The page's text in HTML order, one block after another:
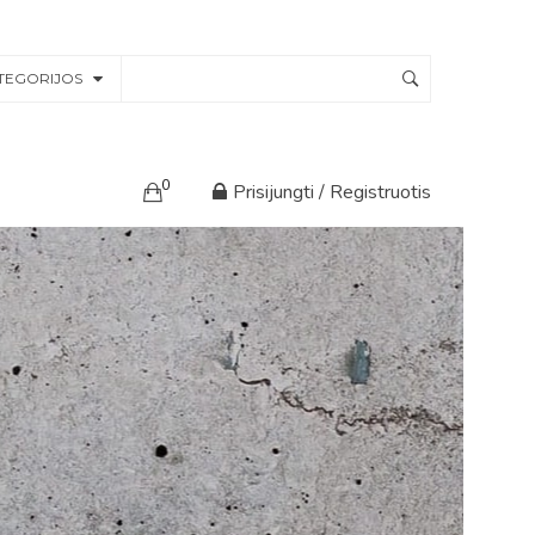
0 Prisijungti / Registruotis